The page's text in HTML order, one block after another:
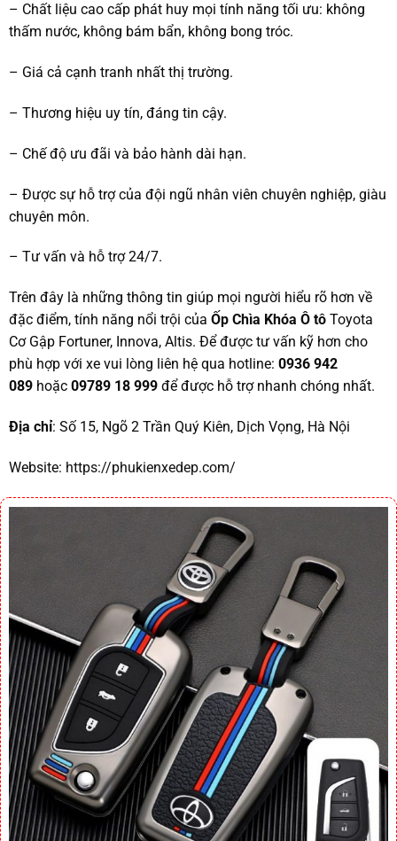
– Chất liệu cao cấp phát huy mọi tính năng tối ưu: không
thấm nước, không bám bẩn, không bong tróc.
– Giá cả cạnh tranh nhất thị trường.
– Thương hiệu uy tín, đáng tin cậy.
– Chế độ ưu đãi và bảo hành dài hạn.
– Được sự hỗ trợ của đội ngũ nhân viên chuyên nghiệp, giàu
chuyên môn.
– Tư vấn và hỗ trợ 24/7.
Trên đây là những thông tin giúp mọi người hiểu rõ hơn về
đặc điểm, tính năng nổi trội của Ốp Chìa Khóa Ô tô Toyota
Cơ Gập Fortuner, Innova, Altis. Để được tư vấn kỹ hơn cho
phù hợp với xe vui lòng liên hệ qua hotline: 0936 942
089hoặc 09789 18 999để được hỗ trợ nhanh chóng nhất.
Địa chỉ: Số 15, Ngõ 2 Trần Quý Kiên, Dịch Vọng, Hà Nội
Website: https://phukienxedep.com/